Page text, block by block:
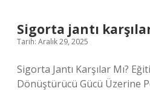
Sigorta jantı
Tarih: Aralık 29, 2025
Sigorta Jantı Karşılar Mı?
Dönüştürücü Gücü Üzerine